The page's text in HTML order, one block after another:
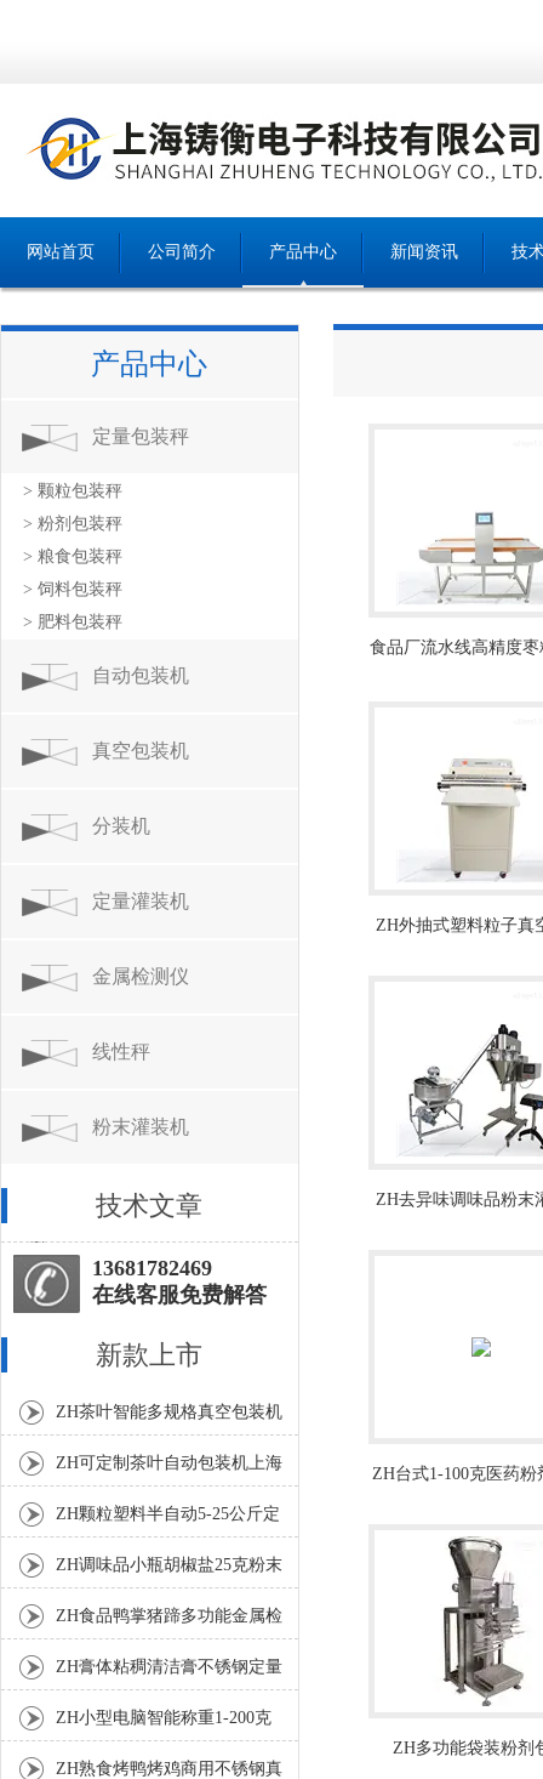
网站首页 公司简介 产品中心 新闻资讯 技
产品中心
定量包装秤
> 颗粒包装秤
> 粉剂包装秤
> 粮食包装秤
> 饲料包装秤
> 肥料包装秤
自动包装机
真空包装机
分装机
定量灌装机
金属检测仪
线性秤
粉末灌装机
技术文章
13681782469
在线客服免费解答
新款上市
ZH茶叶智能多规格真空包装机
上海厂家
ZH可定制茶叶自动包装机上海
厂家
ZH颗粒塑料半自动5-25公斤定
量包装机
ZH调味品小瓶胡椒盐25克粉末
灌装机
ZH食品鸭掌猪蹄多功能金属检
测机
ZH膏体粘稠清洁膏不锈钢定量
灌装机厂家
ZH小型电脑智能称重1-200克
分装机
ZH熟食烤鸭烤鸡商用不锈钢真
食品厂流水线高精度
ZH外抽式塑料粒子真
ZH去异味调味品粉末
ZH台式1-100克医药粉
ZH多功能袋装粉剂